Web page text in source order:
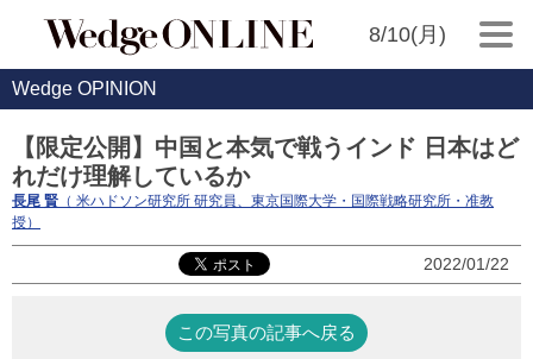
8/10(月)
Wedge OPINION
【限定公開】中国と本気で戦うインド 日本はど
れだけ理解しているか
長尾 賢 （ 米ハドソン研究所 研究員、東京国際大学・国際戦略研究所・准教
授）
2022/01/22
この写真の記事へ戻る